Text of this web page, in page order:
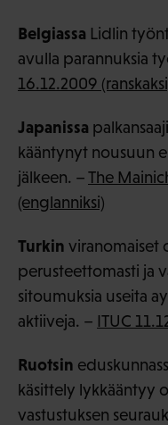
Belgiassa Lidlin
avulla parannuksia
16.12.2009
Japanissa
kääntynyt nousuun
jälkeen. –The
(englanniksi)
Turkin viranomaiset
perusteettomasti ja
sitoumuksia useita
aktiiveja. – ITUC
Ruotsin
käsittely lykkääntyy
vastustuksen